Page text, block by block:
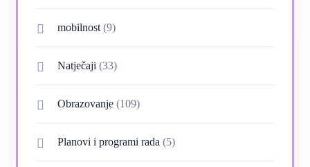
mobilnost (9)
Natječaji (33)
Obrazovanje (109)
Planovi i programi rada (5)